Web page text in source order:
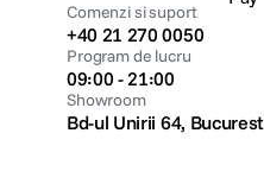
Comenzi si suport
+40 21 270 0050
Program de lucru
09:00 - 21:00
Showroom
Bd-ul Unirii 64,